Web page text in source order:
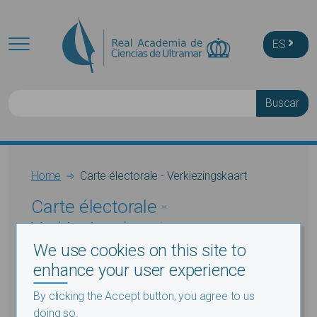
ES
Breadcrumb
Home Carte électorale - Verkiezingskaart
Carte électorale -
Verkiezingskaart
We use cookies on this site to
enhance your user experience
By clicking the Accept button, you agree to us
doing so.